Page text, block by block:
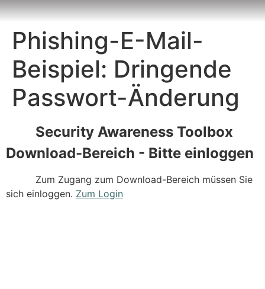
springen
Phishing-E-Mail-
Beispiel: Dringende
Passwort-Änderung
Security Awareness Toolbox
Download-Bereich - Bitte einloggen
Zum Zugang zum Download-Bereich müssen Sie
sich einloggen. Zum Login